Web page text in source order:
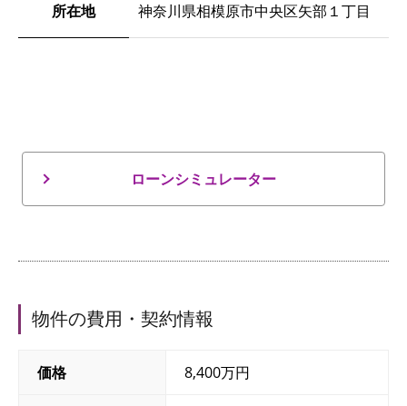
所在地 神奈川県相模原市中央区矢部１丁目
ローンシミュレーター
物件の費用・契約情報
価格 8,400万円